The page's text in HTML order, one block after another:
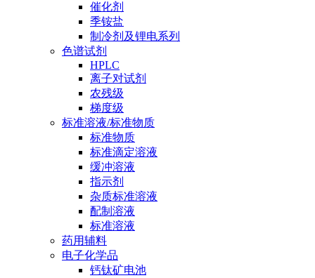
催化剂
季铵盐
制冷剂及锂电系列
色谱试剂
HPLC
离子对试剂
农残级
梯度级
标准溶液/标准物质
标准物质
标准滴定溶液
缓冲溶液
指示剂
杂质标准溶液
配制溶液
标准溶液
药用辅料
电子化学品
钙钛矿电池